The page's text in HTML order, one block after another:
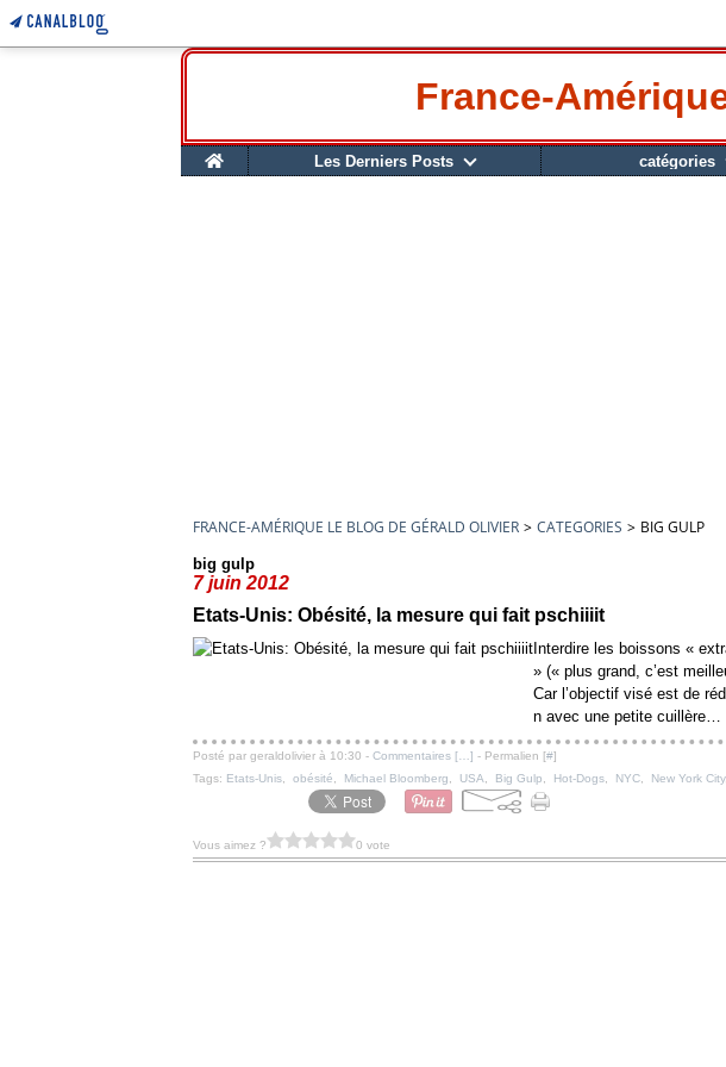
France-
Home Les Derniers Posts catégories
FRANCE-AMÉRIQUE LE BLOG DE GÉRALD OLIVIER > CATEGORIES > BIG GULP
big gulp
7 juin 2012
Etats-Unis: Obésité, la mesure qui fait pschiiiit
Interdire les boissons «
» (« plus grand, c’est
Car l’objectif visé est de
n avec une petite cuillère…
Posté par geraldolivier à 10:30 - Commentaires [ ] - Permalien [#]
Tags: Etats-Unis obésité Michael Bloomberg USA Big Gulp Hot-Dogs NYC New York City
Vous aimez ? 0 vote